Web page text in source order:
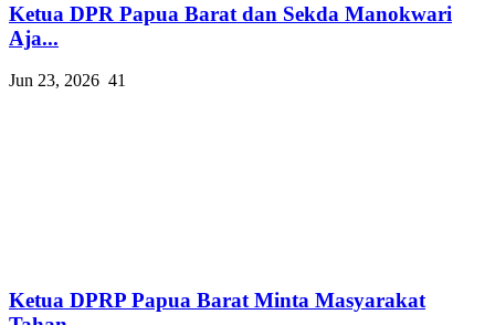
Ketua DPR Papua Barat dan Sekda Manokwari
Aja...
Jun 23, 2026 41
Ketua DPRP Papua Barat Minta Masyarakat